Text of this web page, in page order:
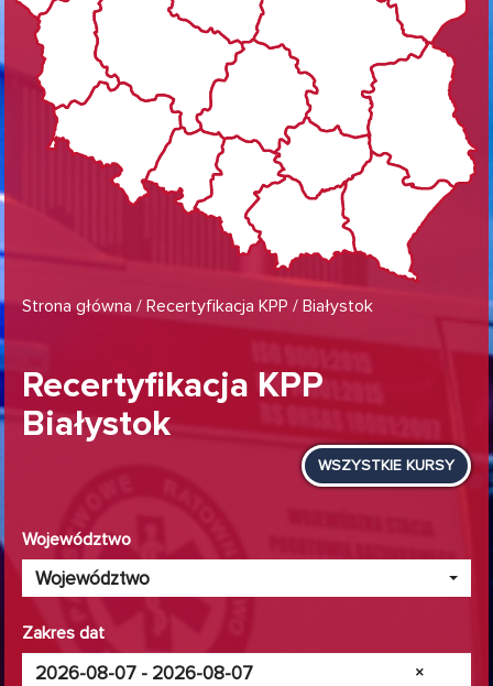
Strona główna / Recertyfikacja KPP / Białystok
Recertyfikacja KPP
Białystok
WSZYSTKIE KURSY
Województwo
Województwo
Zakres dat
×